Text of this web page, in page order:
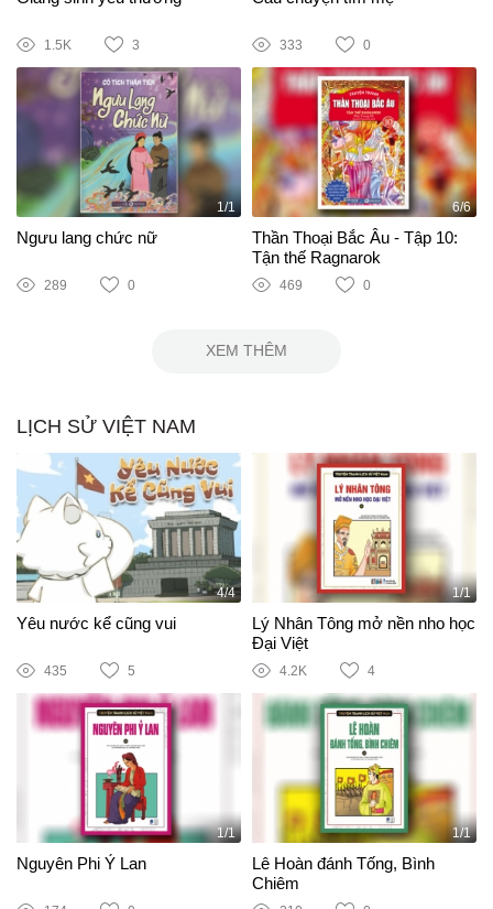
1.5K 3 333 0
1/1
Ngưu lang chức nữ
289 0
6/6
Thần Thoại Bắc Âu - Tập 10:
Tận thế Ragnarok
469 0
XEM THÊM
LỊCH SỬ VIỆT NAM
4/4
Yêu nước kể cũng vui
435 5
1/1
Lý Nhân Tông mở nền nho học
Đại Việt
4.2K 4
1/1
Nguyên Phi Ỷ Lan
1/1
Lê Hoàn đánh Tống, Bình
Chiêm